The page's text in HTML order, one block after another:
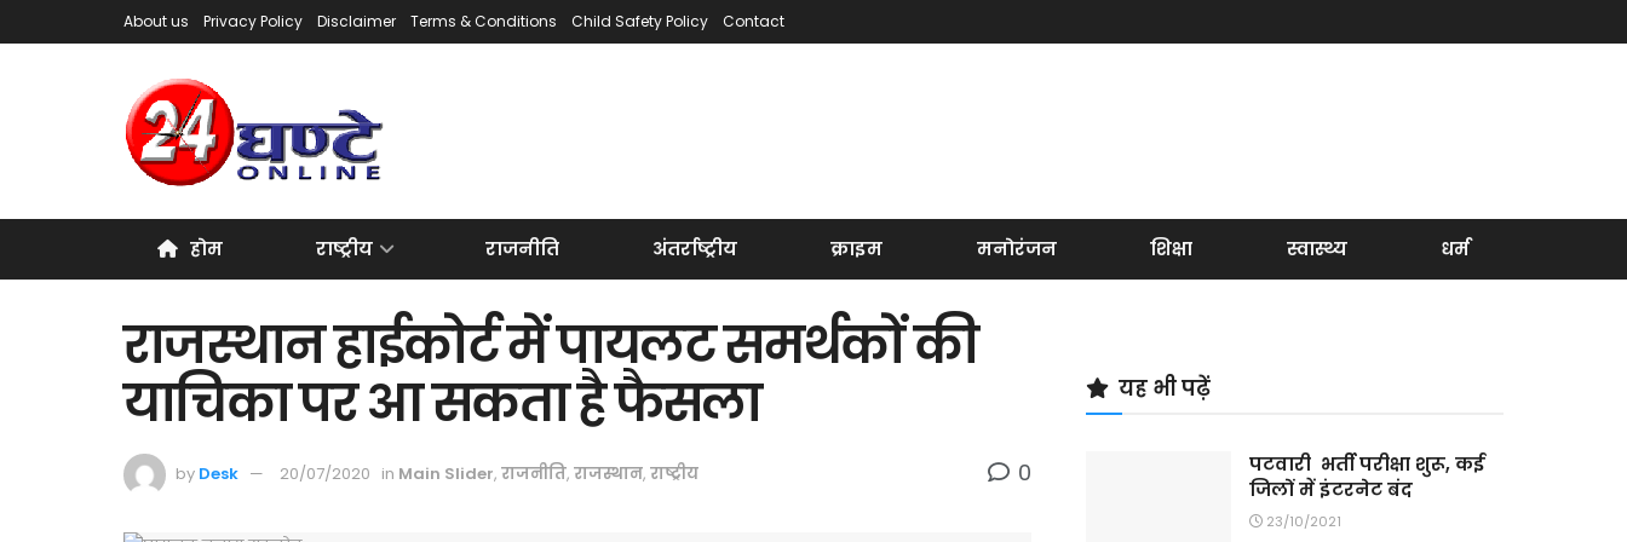
About us Privacy Policy Disclaimer Terms & Conditions Child Safety Policy Contact
होम राष्ट्रीय राजनीति अंतर्राष्ट्रीय क्राइम मनोरंजन शिक्षा स्वास्थ्य धर्म
राजस्थान हाईकोर्ट में पायलट समर्थकों की
याचिका पर आ सकता है फैसला
by Desk 20/07/2020 in Main Slider, राजनीति, राजस्थान, राष्ट्रीय 0
यह भी पढ़ें
पटवारी भर्ती परीक्षा शुरू, कई
जिलों में इंटरनेट बंद
23/10/2021